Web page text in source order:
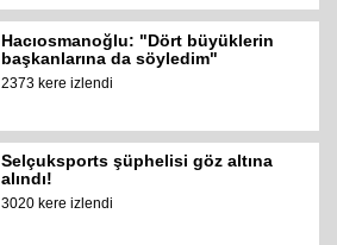
Hacıosmanoğlu: "Dört büyüklerin
başkanlarına da söyledim"
2373 kere izlendi
Selçuksports şüphelisi göz altına
alındı!
3020 kere izlendi